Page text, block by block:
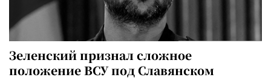
Зеленский признал сложное
положение ВСУ под Славянском